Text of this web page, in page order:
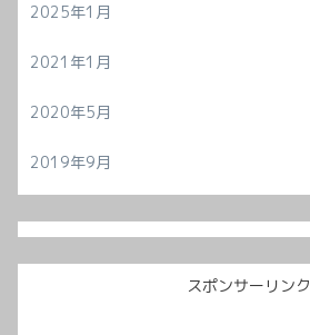
2025年1月
2021年1月
2020年5月
2019年9月
スポンサーリンク